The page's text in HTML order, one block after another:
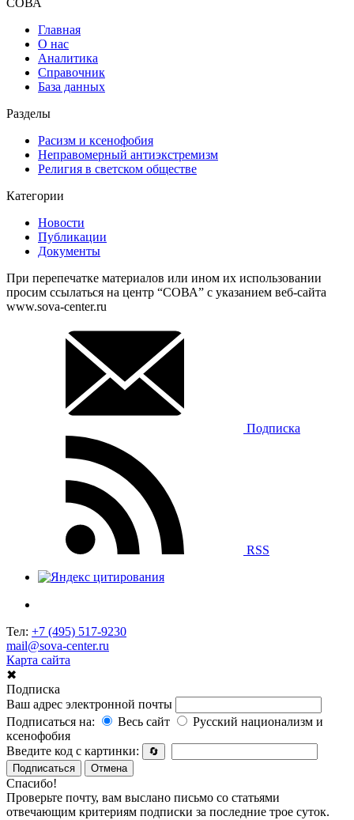
СОВА
Главная
О нас
Аналитика
Справочник
База данных
Разделы
Расизм и ксенофобия
Неправомерный антиэкстремизм
Религия в светском обществе
Категории
Новости
Публикации
Документы
При перепечатке материалов или ином их использовании
просим ссылаться на центр “СОВА” с указанием веб-сайта
www.sova-center.ru
Подписка
RSS
Тел: +7 (495) 517-9230
mail@sova-center.ru
Карта сайта
✖
Подписка
Ваш адрес электронной почты
Подписаться на:
Весь сайт
Русский национализм и
ксенофобия
Введите код с картинки:
🔄
Подписаться
Отмена
Спасибо!
Проверьте почту, вам выслано письмо со статьями
отвечающим критериям подписки за последние трое суток.